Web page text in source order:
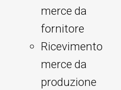
merce da
fornitore
Ricevimento
merce da
produzione